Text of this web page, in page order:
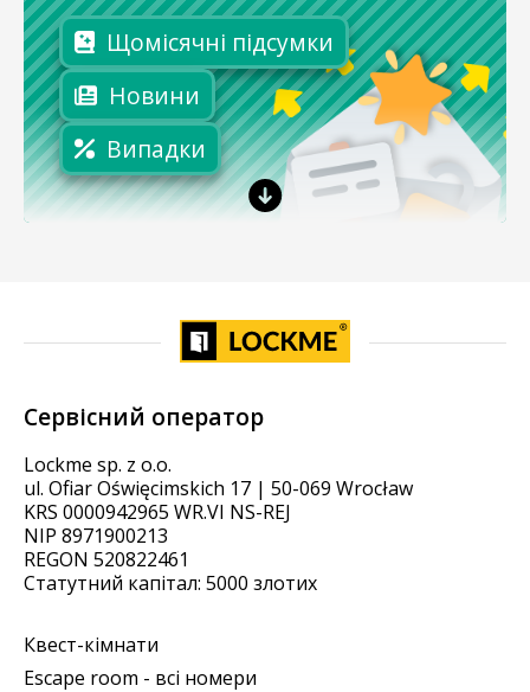
Щомісячні підсумки
Новини
Випадки
Сервісний оператор
Lockme sp. z o.o.
ul. Ofiar Oświęcimskich 17 | 50-069 Wrocław
KRS 0000942965 WR.VI NS-REJ
NIP 8971900213
REGON 520822461
Статутний капітал: 5000 злотих
Квест-кімнати
Escape room - всі номери